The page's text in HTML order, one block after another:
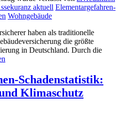
aktuell Elementargefahren-
Wohngebäude
haben als traditionelle
die größte
in Deutschland. Durch die
Schadenstatistik:
Klimaschutz